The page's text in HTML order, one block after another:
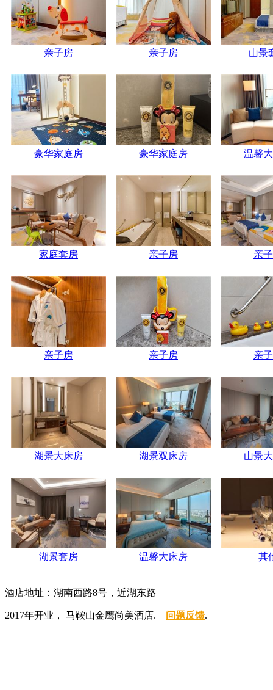
亲子房 亲子房 山景
豪华家庭房 豪华家庭房 温馨
家庭套房 亲子房 亲
亲子房 亲子房 亲
湖景大床房 湖景双床房 山景
湖景套房 温馨大床房 其
酒店地址：湖南西路8号，近湖东路
2017年开业， 马鞍山金鹰尚美酒店. 问题反馈.